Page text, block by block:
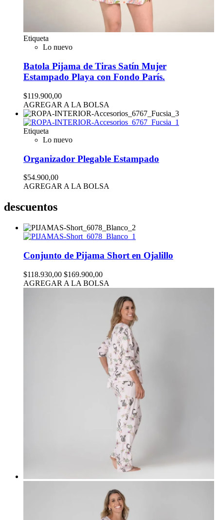
Etiqueta
Lo nuevo
Batola Pijama de Tiras Satín Mujer
Estampado Playa con Fondo París.
$119.900,00
AGREGAR A LA BOLSA
Etiqueta
Lo nuevo
Organizador Plegable Estampado
$54.900,00
AGREGAR A LA BOLSA
descuentos
Conjunto de Pijama Short en Ojalillo
$118.930,00 $169.900,00
AGREGAR A LA BOLSA